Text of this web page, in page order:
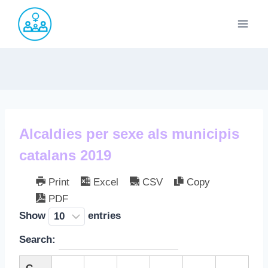
Saltar
contenido
Alcaldies per sexe als municipis
catalans 2019
Print Excel CSV
Copy
PDF
Show
entries
Search: